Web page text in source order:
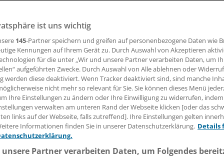
sind“
Ende Oktober 2024 verabschiedet,
made in Germany“ reanimiert werden. Beim
ein erstes – vorsichtig optimistisches – Fazit.
Leserin, lieber Leser,
Beitrag können Sie lesen, sobald Sie sich
Jetzt anmelden »
ist uns wichtig
145-Partner speichern und greifen auf personenbezogene Daten wie
Kennungen auf Ihrem Gerät zu. Durch Auswahl von Akzeptieren
für die unter „Wir und unsere Partner verarbeiten Daten, um
aufgeführten Zwecke. Durch Auswahl von Alle ablehnen oder
werden diese deaktiviert. Wenn Tracker deaktiviert sind, sind manche
nicht mehr so relevant für Sie. Sie können dieses Menü
Ihre Einstellungen zu ändern oder Ihre Einwilligung zu widerrufen, indem
verwalten am unteren Rand der Webseite klicken [oder das
links auf der Webseite, falls zutreffend]. Ihre Einstellungen gelten
Informationen finden Sie in unserer Datenschutzerklärung. Details
Partner verarbeiten Daten, um Folgendes